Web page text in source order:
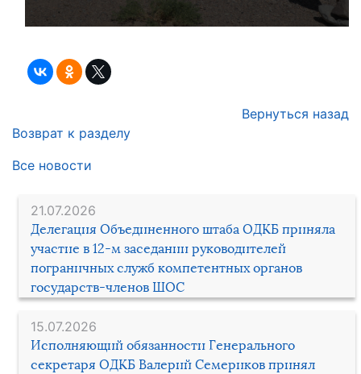
21.07.2026
Делегация Объединенного штаба ОДКБ приняла
участие в 12-м заседании руководителей
пограничных служб компетентных органов
государств-членов ШОС
15.07.2026
Исполняющий обязанности Генерального
секретаря ОДКБ Валерий Семериков принял
Вернуться назад
Возврат к разделу
Все новости